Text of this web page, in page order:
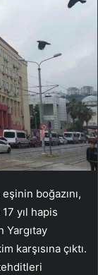
boğazını,
yıl hapis
Yargıtay
karşısına çıktı.